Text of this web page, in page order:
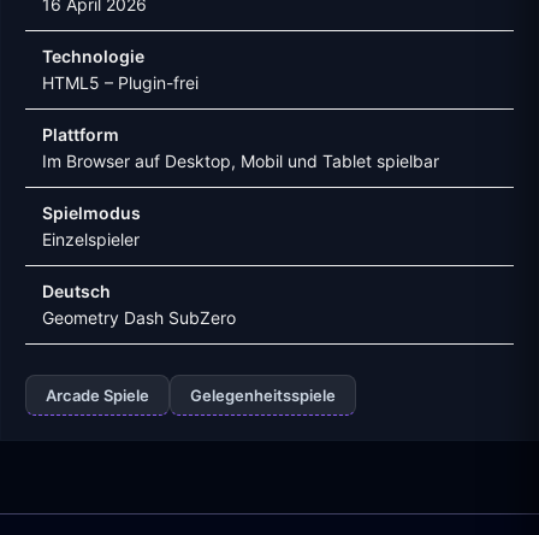
16 April 2026
Technologie
HTML5 – Plugin-frei
Plattform
Im Browser auf Desktop, Mobil und Tablet spielbar
Spielmodus
Einzelspieler
Deutsch
Geometry Dash SubZero
Arcade Spiele Gelegenheitsspiele